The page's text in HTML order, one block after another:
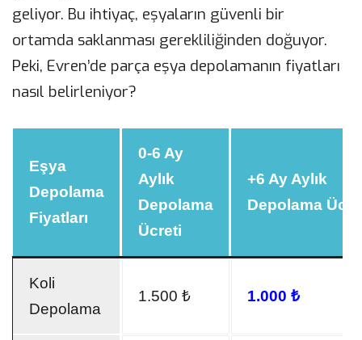
geliyor. Bu ihtiyaç, eşyaların güvenli bir
ortamda saklanması gerekliliğinden doğuyor.
Peki, Evren’de parça eşya depolamanın fiyatları
nasıl belirleniyor?
Eşya
Depolama
Fiyatları
0-6 Ay
Aylık
Depolama
Ücreti
+6 Ay Aylık
Depolama
Koli
Depolama
1.500 ₺ 1.000 ₺